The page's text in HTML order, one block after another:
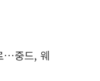
…중드, 웨